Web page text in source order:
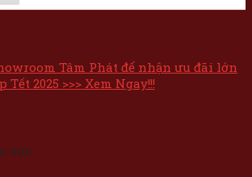
Tâm Phát để nhận ưu đãi lớn
Tết 2025 >>> Xem Ngay!!!
vực: